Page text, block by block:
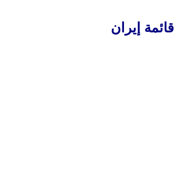
قائمة إيران